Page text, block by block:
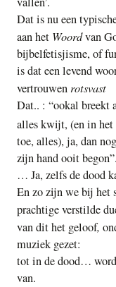
Dat is nu een
aan het Woordvan
bijbelfetisjisme, of
is dat een levend
vertrouwen rotsvast
Dat.. : “ookal breekt
alles kwijt, (en in het
toe, alles), ja, dan
zijn hand ooit
… Ja, zelfs de dood
En zo zijn we bij het
prachtige verstilde
van dit het geloof,
muziek gezet:
tot in de dood…
van.